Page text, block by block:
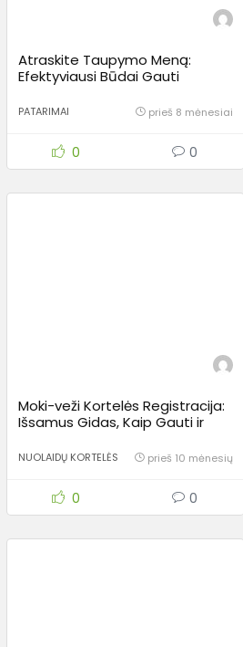
Atraskite Taupymo Meną:
Efektyviausi Būdai Gauti
PATARIMAI prieš 8 mėnesiai
0 0
Moki-veži Kortelės Registracija:
Išsamus Gidas, Kaip Gauti ir
NUOLAIDŲ KORTELĖS prieš 10 mėnesių
0 0